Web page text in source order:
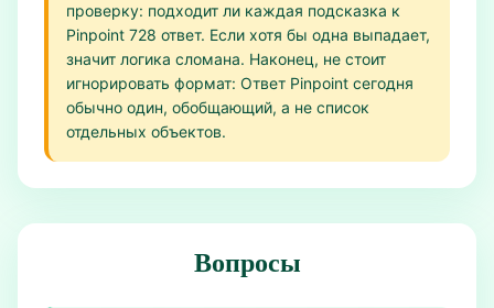
проверку: подходит ли каждая подсказка к
Pinpoint 728 ответ. Если хотя бы одна выпадает,
значит логика сломана. Наконец, не стоит
игнорировать формат: Ответ Pinpoint сегодня
обычно один, обобщающий, а не список
отдельных объектов.
Вопросы